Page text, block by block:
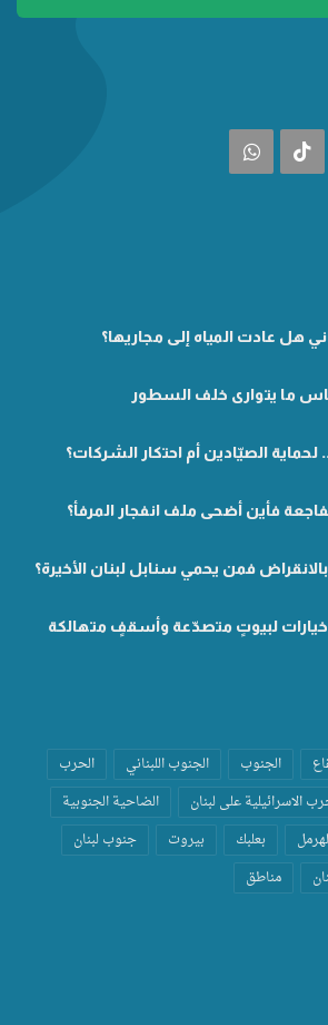
‫TikTokواتساب
هل عادت المياه إلى مجاريها؟
ما يتوارى خلف السطور
لحماية الصيّادين أم احتكار الشركات؟
فأين أضحى ملف انفجار المرفأ؟
فمن يحمي سنابل لبنان الأخيرة؟
خيارات لبيوتٍ متصدّعة وأسقفٍ متهالكة
الجنوب الجنوب اللبناني
الحرب
الاسرائيلية على لبنان
الضاحية الجنوبية
بعلبك بيروت
جنوب لبنان
مناطق